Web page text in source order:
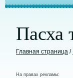
Пасха
Главная страница /
На правах рекламы: